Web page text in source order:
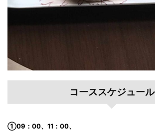
コーススケジュール
①09：00、11：00、